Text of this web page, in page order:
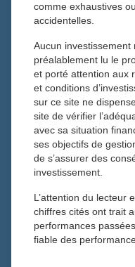
Epargne salariale :
Gestion collective :
Les fonds Tiepolo :
LES
Toutes les actualités
9 juillet 2026
comme exhaustives
accidentelles.
Aucun
préalablement lu le
et porté attention aux
et conditions
sur ce site ne
site de vérifier
avec sa situation
ses objectifs de
de s’assurer des
investissement.
L’attention du lecteur
chiffres cités ont trait
performances
fiable des